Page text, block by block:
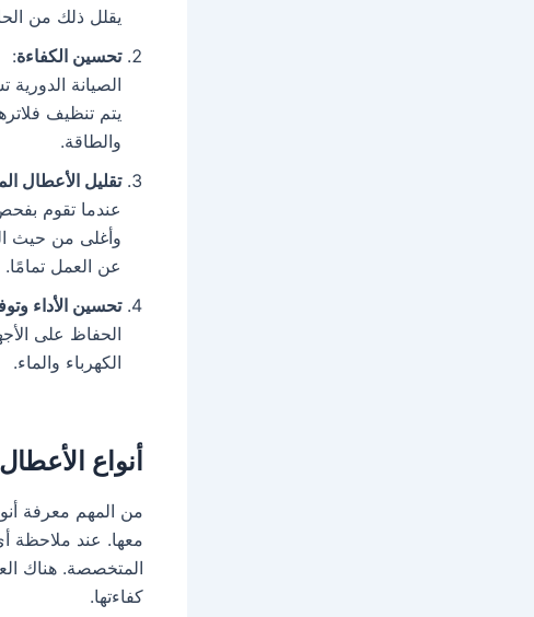
يقلل ذلك من
تحسين الكفاءة:
الصيانة
يتم تنظيف
والطاقة.
تقليل الأعطال
عندما تقوم
وأغلى من حيث
عن العمل تمامًا.
تحسين الأداء
الحفاظ على
الكهرباء والماء.
أنواع
من المهم معرفة
معها. عند ملاحظة
المتخصصة. هناك
كفاءتها.